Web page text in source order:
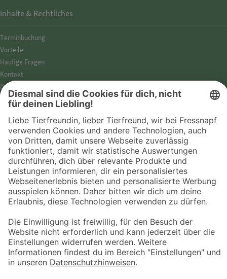
© 2026 Fressnapf Tiernahrungs GmbH
Westpreußenstraße 32-38
47809 Krefeld
Inhalte & Rechtliches
Termin­buchung
Vorteile
Häufige Fragen
Kontakt
Barrierefreiheit
Impressum
Datenschutz­hinweise
Cookies
AGB
Entdecke Fressnapf
Tierversicherung
GPS-Tracker
Fressnapf Salon
Online-Shop